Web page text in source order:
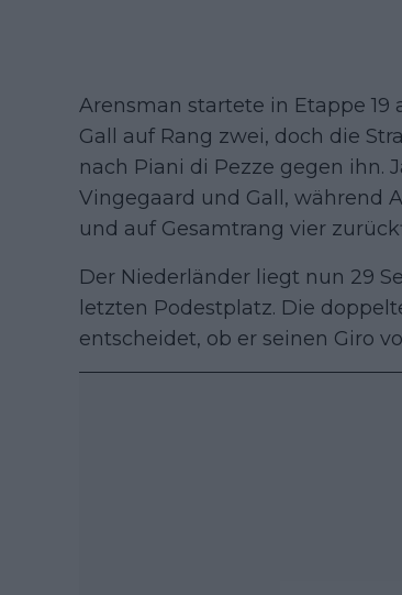
Arensman startete in Etappe
Gall auf Rang zwei, doch die
nach Piani di Pezze gegen ihn.
Vingegaard und Gall, während
und auf Gesamtrang vier
Der Niederländer liegt nun 29
letzten Podestplatz. Die
entscheidet, ob er seinen Giro